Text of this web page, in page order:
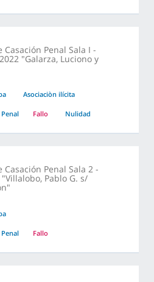
Casación Penal Sala I -
"Galarza, Luciono y
Asociaciòn ilícita
Fallo Nulidad
Casación Penal Sala 2 -
Pablo G. s/
Fallo